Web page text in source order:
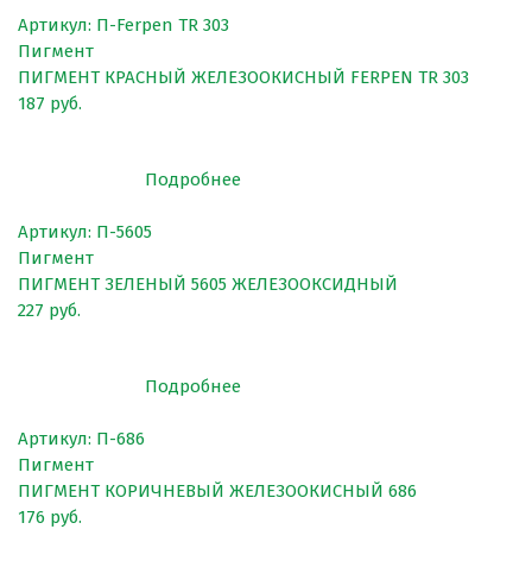
Покрытие для эксплуатируемой кровли
Покрытия детских площадок
Покрытия для беговых дорожек
Универсальные антискользящие покрытия
Искусственная трава
Резиновая брусчатка
Резиновая плитка
Рулонное резиновое покрытие
Каменный ковер
Артикул: П-Ferpen TR 303
Пигмент
ПИГМЕНТ КРАСНЫЙ ЖЕЛЕЗООКИСНЫЙ FERPEN TR 303
187 руб.
Подробнее
Артикул: П-5605
Пигмент
ПИГМЕНТ ЗЕЛЕНЫЙ 5605 ЖЕЛЕЗООКСИДНЫЙ
227 руб.
Подробнее
Артикул: П-686
Пигмент
ПИГМЕНТ КОРИЧНЕВЫЙ ЖЕЛЕЗООКИСНЫЙ 686
176 руб.